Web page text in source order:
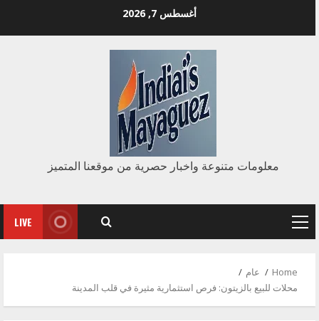
أغسطس 7, 2026
معلومات متنوعة واخبار حصرية من موقعنا المتميز
Primary
LIVE
Home
عام
محلات للبيع بالزيتون: فرص استثمارية مثيرة في قلب المدينة